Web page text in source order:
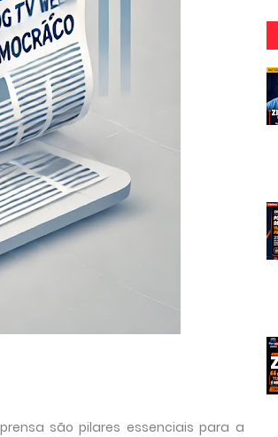
são pilares essenciais para a